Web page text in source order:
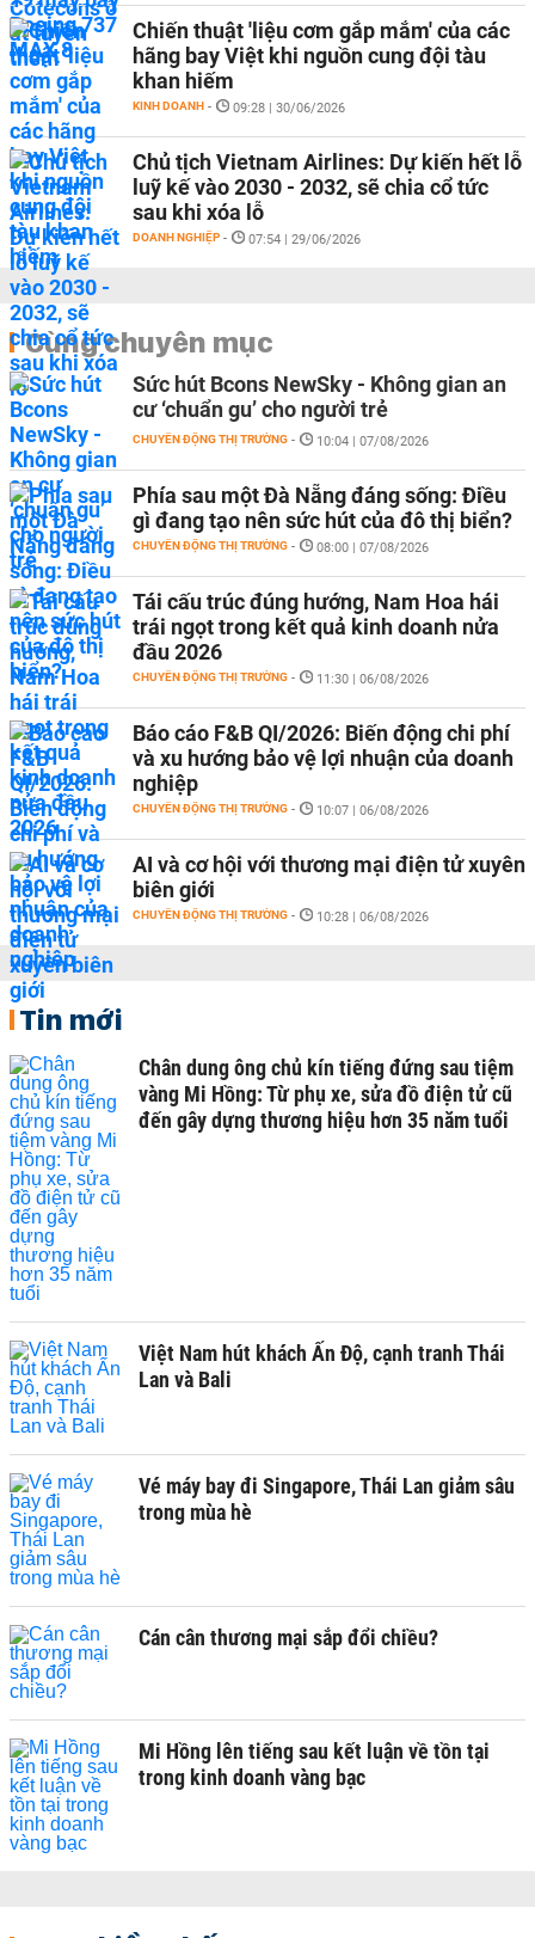
Chiến thuật 'liệu cơm gắp mắm' của các
hãng bay Việt khi nguồn cung đội tàu
khan hiếm
KINH DOANH - 09:28 | 30/06/2026
Chủ tịch Vietnam Airlines: Dự kiến hết lỗ
luỹ kế vào 2030 - 2032, sẽ chia cổ tức
sau khi xóa lỗ
DOANH NGHIỆP - 07:54 | 29/06/2026
Cùng chuyên mục
Sức hút Bcons NewSky - Không gian an
cư ‘chuẩn gu’ cho người trẻ
CHUYỂN ĐỘNG THỊ TRƯỜNG - 10:04 | 07/08/2026
Phía sau một Đà Nẵng đáng sống: Điều
gì đang tạo nên sức hút của đô thị biển?
CHUYỂN ĐỘNG THỊ TRƯỜNG - 08:00 | 07/08/2026
Tái cấu trúc đúng hướng, Nam Hoa hái
trái ngọt trong kết quả kinh doanh nửa
đầu 2026
CHUYỂN ĐỘNG THỊ TRƯỜNG - 11:30 | 06/08/2026
Báo cáo F&B QI/2026: Biến động chi phí
và xu hướng bảo vệ lợi nhuận của doanh
nghiệp
CHUYỂN ĐỘNG THỊ TRƯỜNG - 10:07 | 06/08/2026
AI và cơ hội với thương mại điện tử xuyên
biên giới
CHUYỂN ĐỘNG THỊ TRƯỜNG - 10:28 | 06/08/2026
Tin mới
Chân dung ông chủ kín tiếng đứng sau tiệm
vàng Mi Hồng: Từ phụ xe, sửa đồ điện tử cũ
đến gây dựng thương hiệu hơn 35 năm tuổi
Việt Nam hút khách Ấn Độ, cạnh tranh Thái
Lan và Bali
Vé máy bay đi Singapore, Thái Lan giảm sâu
trong mùa hè
Cán cân thương mại sắp đổi chiều?
Mi Hồng lên tiếng sau kết luận về tồn tại
trong kinh doanh vàng bạc